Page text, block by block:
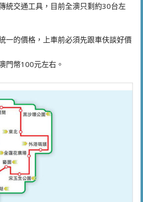
統交通工具，目前全澳只剩約30台左
一的價格，上車前必須先跟車伕談好價
門幣100元左右。